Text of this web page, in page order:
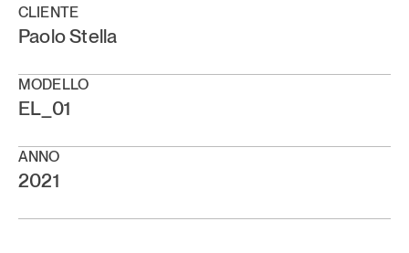
CLIENTE
Paolo Stella
MODELLO
EL_01
ANNO
2021